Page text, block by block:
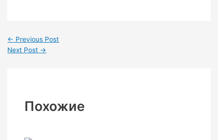
← Previous Post
Next Post →
Похожие